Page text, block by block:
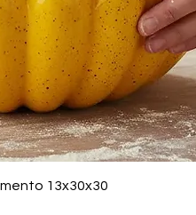
rápida13x30x30